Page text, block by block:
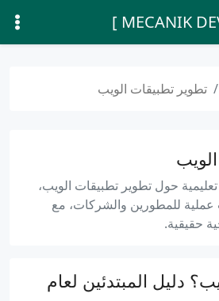
تطوير تطبيقات الويب
حول تطوير تطبيقات الويب،
عملية للمطورين والشركات، مع
حقيقية.
دليل المبتدئين لعام